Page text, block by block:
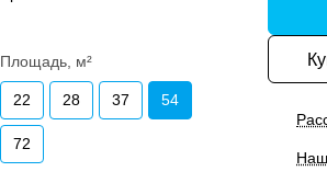
Площадь, м²
22 28 37 54
72